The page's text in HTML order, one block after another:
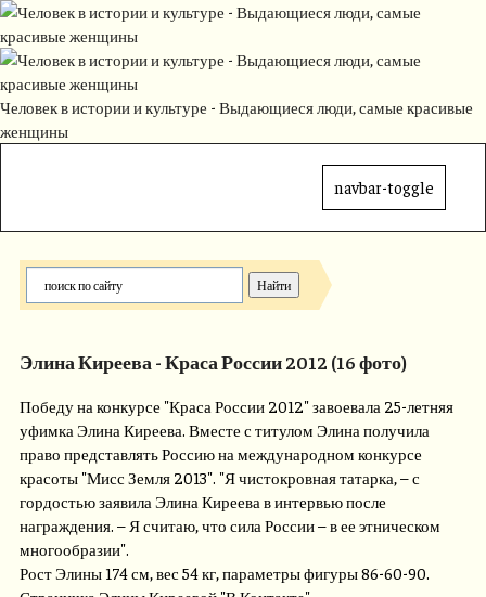
Человек в истории и культуре - Выдающиеся люди, самые красивые
женщины
navbar-toggle
Элина Киреева - Краса России 2012 (16 фото)
Победу на конкурсе "Краса России 2012" завоевала 25-летняя
уфимка Элина Киреева. Вместе с титулом Элина получила
право представлять Россию на международном конкурсе
красоты "Мисс Земля 2013". "Я чистокровная татарка, – с
гордостью заявила Элина Киреева в интервью после
награждения. – Я считаю, что сила России – в ее этническом
многообразии".
Рост Элины 174 см, вес 54 кг, параметры фигуры 86-60-90.